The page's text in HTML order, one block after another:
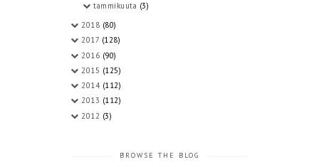
tammikuuta (3)
2018 (80)
2017 (128)
2016 (90)
2015 (125)
2014 (112)
2013 (112)
2012 (3)
BROWSE THE BLOG